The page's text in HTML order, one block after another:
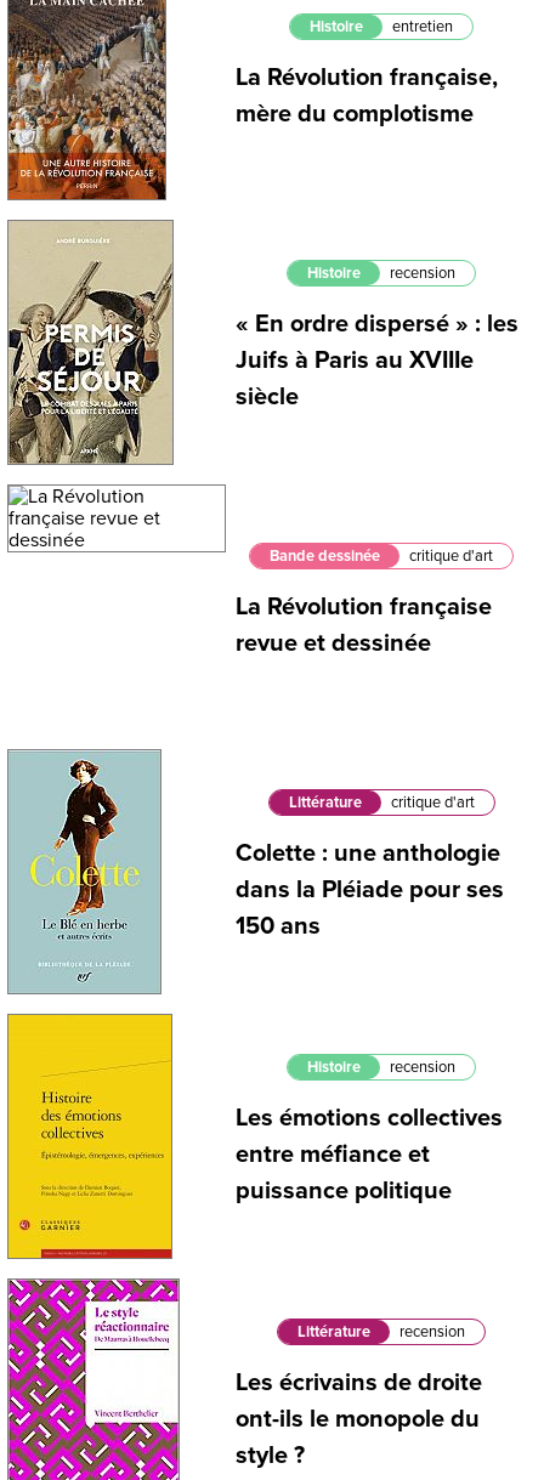
Histoire entretien
La Révolution française,
mère du complotisme
Histoire recension
« En ordre dispersé » : les
Juifs à Paris au XVIIIe
siècle
Bande dessinée critique d'art
La Révolution française
revue et dessinée
Littérature critique d'art
Colette : une anthologie
dans la Pléiade pour ses
150 ans
Histoire recension
Les émotions collectives
entre méfiance et
puissance politique
Littérature recension
Les écrivains de droite
ont-ils le monopole du
style ?